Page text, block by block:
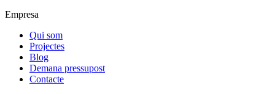
Empresa
Qui som
Projectes
Blog
Demana pressupost
Contacte